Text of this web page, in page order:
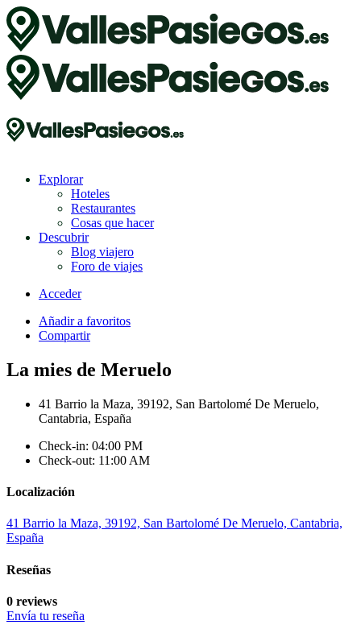
Explorar
Hoteles
Restaurantes
Cosas que hacer
Descubrir
Blog viajero
Foro de viajes
Acceder
Añadir a favoritos
Compartir
La mies de Meruelo
41 Barrio la Maza, 39192, San Bartolomé De Meruelo,
Cantabria, España
Check-in: 04:00 PM
Check-out: 11:00 AM
Localización
41 Barrio la Maza, 39192, San Bartolomé De Meruelo, Cantabria,
España
Reseñas
0 reviews
Envía tu reseña